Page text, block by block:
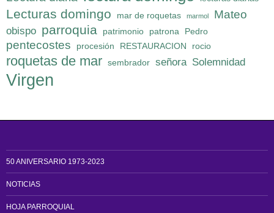
Lecturas domingo mar de roquetas marmol Mateo
obispo parroquia patrimonio patrona Pedro
pentecostes procesión RESTAURACION rocio
roquetas de mar sembrador señora Solemnidad
Virgen
50 ANIVERSARIO 1973-2023
NOTICIAS
HOJA PARROQUIAL